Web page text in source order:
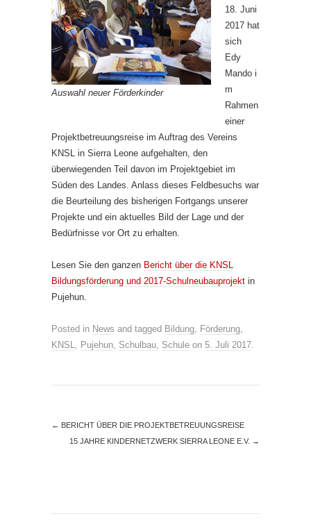
Auswahl neuer Förderkinder
18. Juni
2017 hat
sich
Edy
Mando i
m
Rahmen
einer
Projektbetreuungsreise im Auftrag des Vereins
KNSL in Sierra Leone aufgehalten, den
überwiegenden Teil davon im Projektgebiet im
Süden des Landes. Anlass dieses Feldbesuchs war
die Beurteilung des bisherigen Fortgangs unserer
Projekte und ein aktuelles Bild der Lage und der
Bedürfnisse vor Ort zu erhalten.
Lesen Sie den ganzen Bericht über die KNSL
Bildungsförderung und 2017-Schulneubauprojekt in
Pujehun.
Posted in News and tagged Bildung, Förderung,
KNSL, Pujehun, Schulbau, Schule on 5. Juli 2017.
← BERICHT ÜBER DIE PROJEKTBETREUUNGSREISE
15 JAHRE KINDERNETZWERK SIERRA LEONE E.V. →